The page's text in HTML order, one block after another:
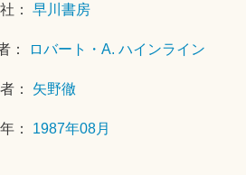
：早川書房
： ロバート・A. ハインライン
： 矢野徹
： 1987年08月